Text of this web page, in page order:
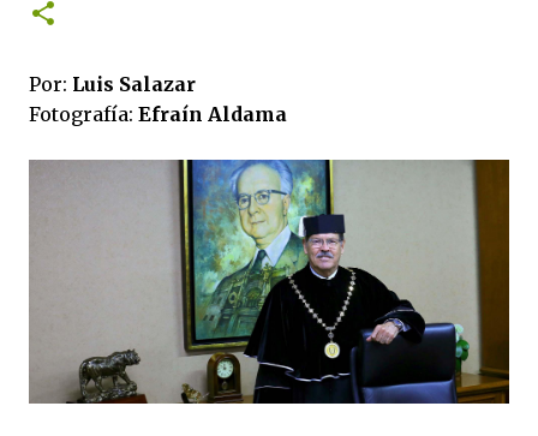
Por: Luis Salazar
Fotografía: Efraín Aldama